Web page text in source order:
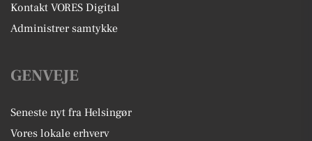
Kontakt VORES Digital
Administrer samtykke
GENVEJE
Seneste nyt fra Helsingør
Vores lokale erhverv